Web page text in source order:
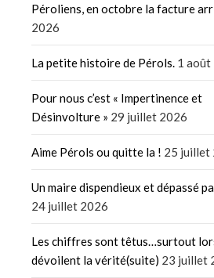
Péroliens, en octobre la facture
2026
La petite histoire de Pérols. 1 août
Pour nous c’est « Impertinence et
Désinvolture » 29 juillet 2026
Aime Pérols ou quitte la ! 25 juillet
Un maire dispendieux et dépassé
24 juillet 2026
Les chiffres sont têtus…surtout
dévoilent la vérité(suite) 23 juillet